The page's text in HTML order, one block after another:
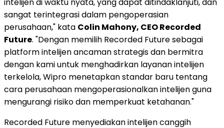
sangat terintegrasi dalam pengoperasian
perusahaan," kata Colin Mahony, CEO Recorded
Future. "Dengan memilih Recorded Future sebagai
platform intelijen ancaman strategis dan bermitra
dengan kami untuk menghadirkan layanan intelijen
terkelola, Wipro menetapkan standar baru tentang
cara perusahaan mengoperasionalkan intelijen guna
mengurangi risiko dan memperkuat ketahanan."
Recorded Future menyediakan intelijen canggih